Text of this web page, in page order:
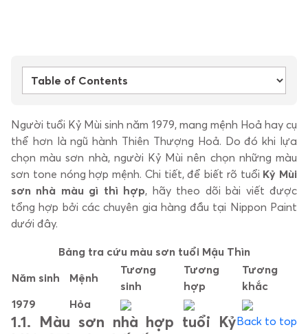
Tin tức
Tiếng Việt
Khách hàng dự án
Người tuổi Kỷ Mùi sinh năm 1979, mang mệnh Hoả hay cụ
thể hơn là ngũ hành Thiên Thượng Hoả. Do đó khi lựa
chọn màu sơn nhà, người Kỷ Mùi nên chọn những màu
sơn tone nóng hợp mệnh. Chi tiết, để biết rõ tuổi Kỷ Mùi
sơn nhà màu gì thì hợp, hãy theo dõi bài viết được
tổng hợp bởi các chuyên gia hàng đầu tại Nippon Paint
dưới đây.
Bảng tra cứu màu sơn tuổi Mậu Thìn
Năm sinh
Mệnh
Tương
sinh
Tương
hợp
Tương
khắc
1979
Hỏa
Back to top
1.1. Màu sơn nhà hợp tuổi Kỷ